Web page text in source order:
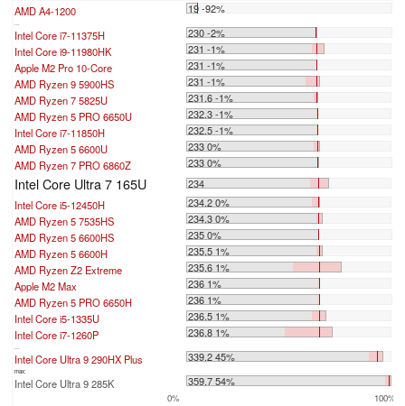
AMD A4-1200 19 -92%
...
Intel Core i7-11375H
230 -2%
Intel Core i9-11980HK
231 -1%
Apple M2 Pro 10-Core
231 -1%
AMD Ryzen 9 5900HS
231 -1%
AMD Ryzen 7 5825U
231.6 -1%
AMD Ryzen 5 PRO 6650U
232.3 -1%
Intel Core i7-11850H
232.5 -1%
AMD Ryzen 5 6600U
233 0%
AMD Ryzen 7 PRO 6860Z
233 0%
Intel Core Ultra 7 165U
234
Intel Core i5-12450H
234.2 0%
AMD Ryzen 5 7535HS
234.3 0%
AMD Ryzen 5 6600HS
235 0%
AMD Ryzen 5 6600H
235.5 1%
AMD Ryzen Z2 Extreme
235.6 1%
Apple M2 Max
236 1%
AMD Ryzen 5 PRO 6650H
236 1%
Intel Core i5-1335U
236.5 1%
Intel Core i7-1260P
236.8 1%
...
Intel Core Ultra 9 290HX Plus 339.2 45%
max:
Intel Core Ultra 9 285K 359.7 54%
0% 100%